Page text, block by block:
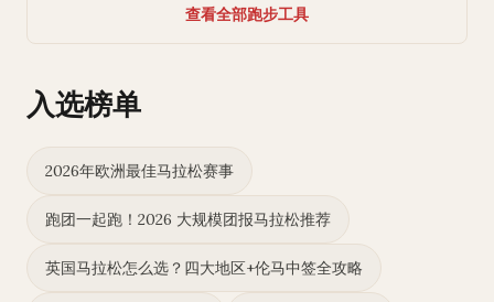
查看全部跑步工具
入选榜单
2026年欧洲最佳马拉松赛事
跑团一起跑！2026 大规模团报马拉松推荐
英国马拉松怎么选？四大地区+伦马中签全攻略